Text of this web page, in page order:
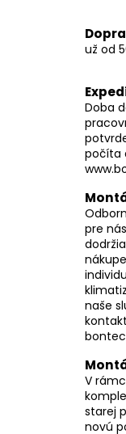
už od
Doba
počíta
pre
naše
V
starej
novú